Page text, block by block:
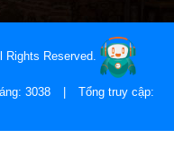
Rights Reserved.
3038
Tổng truy cập: